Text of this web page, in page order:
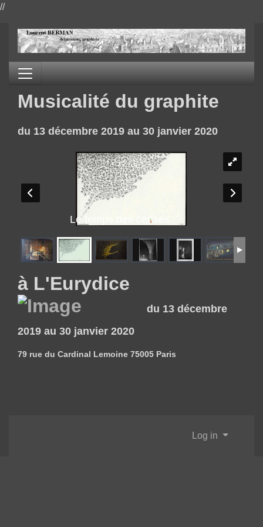
//
Musicalité du graphite
du 13 décembre 2019 au 30 janvier 2020
Le temps des cerises
à L'Eurydice
du 13 décembre
2019 au 30 janvier 2020
79 rue du Cardinal Lemoine 75005 Paris
Log in